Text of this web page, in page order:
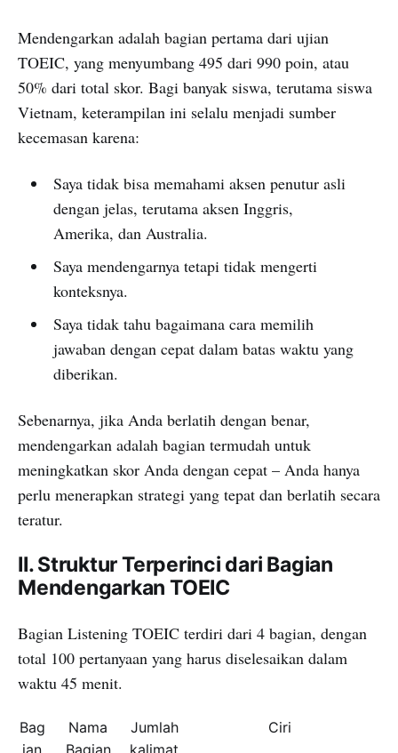
Mendengarkan adalah bagian pertama dari ujian
TOEIC, yang menyumbang 495 dari 990 poin, atau
50% dari total skor. Bagi banyak siswa, terutama siswa
Vietnam, keterampilan ini selalu menjadi sumber
kecemasan karena:
Saya tidak bisa memahami aksen penutur asli
dengan jelas, terutama aksen Inggris,
Amerika, dan Australia.
Saya mendengarnya tetapi tidak mengerti
konteksnya.
Saya tidak tahu bagaimana cara memilih
jawaban dengan cepat dalam batas waktu yang
diberikan.
Sebenarnya, jika Anda berlatih dengan benar,
mendengarkan adalah bagian termudah untuk
meningkatkan skor Anda dengan cepat – Anda hanya
perlu menerapkan strategi yang tepat dan berlatih secara
teratur.
II. Struktur Terperinci dari Bagian
Mendengarkan TOEIC
Bagian Listening TOEIC terdiri dari 4 bagian, dengan
total 100 pertanyaan yang harus diselesaikan dalam
waktu 45 menit.
Bag
ian
Nama
Bagian
Jumlah
kalimat
Ciri